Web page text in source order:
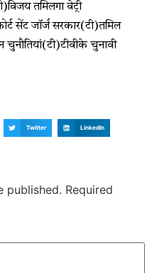
तमिलगा वेट्री
सेंट जॉर्ज सरकार(टी)तमिल
चुनौतियां(टी)टीवीके चुनावी
Twitter LinkedIn
published. Required